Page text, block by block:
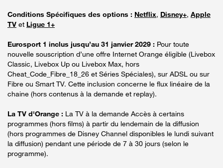
Conditions Spécifiques des options : Netflix, Disney+, Apple
TV et Ligue 1+
Eurosport 1 inclus jusqu’au 31 janvier 2029 : Pour toute
nouvelle souscription d’une offre Internet Orange éligible (Livebox
Classic, Livebox Up ou Livebox Max, hors
Cheat_Code_Fibre_18_26 et Séries Spéciales), sur ADSL ou sur
Fibre ou Smart TV. Cette inclusion concerne le flux linéaire de la
chaine (hors contenus à la demande et replay).
La TV d'Orange : La TV à la demande Accès à certains
programmes (hors films) à partir du lendemain de la diffusion
(hors programmes de Disney Channel disponibles le lundi suivant
la diffusion) pendant une période de 7 à 30 jours (selon le
programme).